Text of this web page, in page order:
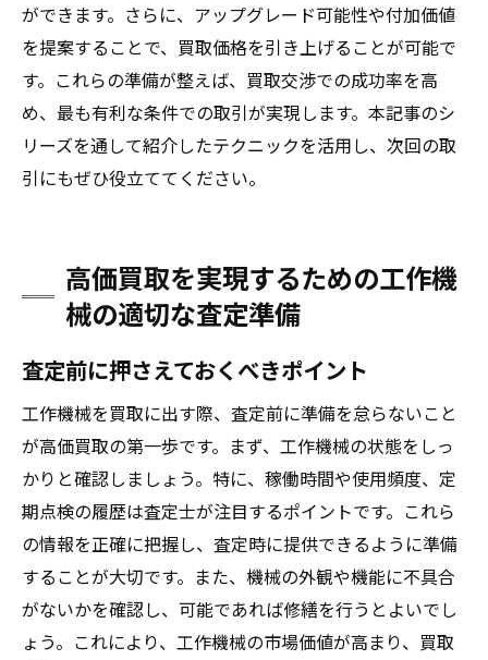
ができます。さらに、アップグレード可能性や付加価値
を提案することで、買取価格を引き上げることが可能で
す。これらの準備が整えば、買取交渉での成功率を高
め、最も有利な条件での取引が実現します。本記事のシ
リーズを通して紹介したテクニックを活用し、次回の取
引にもぜひ役立ててください。
高価買取を実現するための工作機
械の適切な査定準備
査定前に押さえておくべきポイント
工作機械を買取に出す際、査定前に準備を怠らないこと
が高価買取の第一歩です。まず、工作機械の状態をしっ
かりと確認しましょう。特に、稼働時間や使用頻度、定
期点検の履歴は査定士が注目するポイントです。これら
の情報を正確に把握し、査定時に提供できるように準備
することが大切です。また、機械の外観や機能に不具合
がないかを確認し、可能であれば修繕を行うとよいでし
ょう。これにより、工作機械の市場価値が高まり、買取